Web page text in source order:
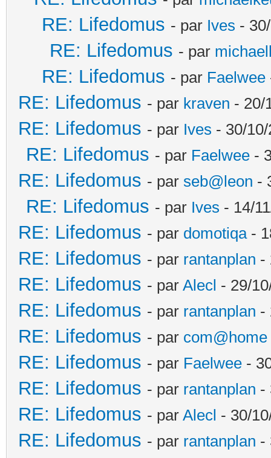
RE: Lifedomus - par Ives -
RE: Lifedomus - par
RE: Lifedomus - par Faelwee
RE: Lifedomus - par kraven - 20/
RE: Lifedomus - par Ives - 30/
RE: Lifedomus - par Faelwee -
RE: Lifedomus - par seb@leon -
RE: Lifedomus - par Ives - 14/
RE: Lifedomus - par domotiqa-
RE: Lifedomus - par rantanplan -
RE: Lifedomus - par Alecl - 29/
RE: Lifedomus - par rantanplan -
RE: Lifedomus - par com@home
RE: Lifedomus - par Faelwee -
RE: Lifedomus - par rantanplan -
RE: Lifedomus - par Alecl - 30/
RE: Lifedomus - par rantanplan -